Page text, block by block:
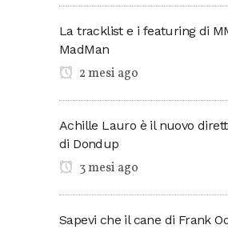
La tracklist e i featuring di
MadMan
2 mesi ago
Achille Lauro è il nuovo
di Dondup
3 mesi ago
Sapevi che il cane di Frank